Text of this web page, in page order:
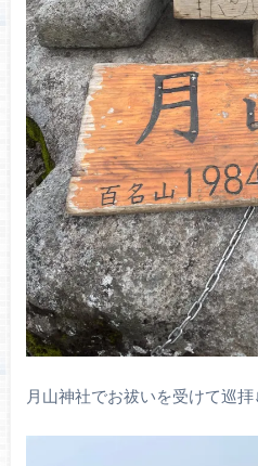
月山神社でお祓いを受けて巡